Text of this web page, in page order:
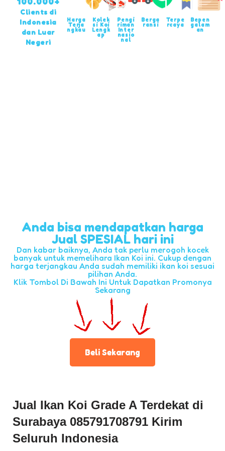
Clients di
Indonesia
dan Luar
Negeri
Harga
Terja
ngkau
Kolek
si Koi
Lengk
ap
Pengi
riman
Inter
nasio
nal
Berga
ransi
Terpe
rcaya
Bepen
galam
an
Anda bisa mendapatkan harga
Jual SPESIAL hari ini
Dan kabar baiknya, Anda tak perlu merogoh kocek
banyak untuk memelihara Ikan Koi ini. Cukup dengan
harga terjangkau Anda sudah memiliki ikan koi sesuai
pilihan Anda.
Klik Tombol Di Bawah Ini Untuk Dapatkan Promonya
Sekarang
Beli Sekarang
Jual Ikan Koi Grade A Terdekat di
Surabaya 085791708791 Kirim
Seluruh Indonesia